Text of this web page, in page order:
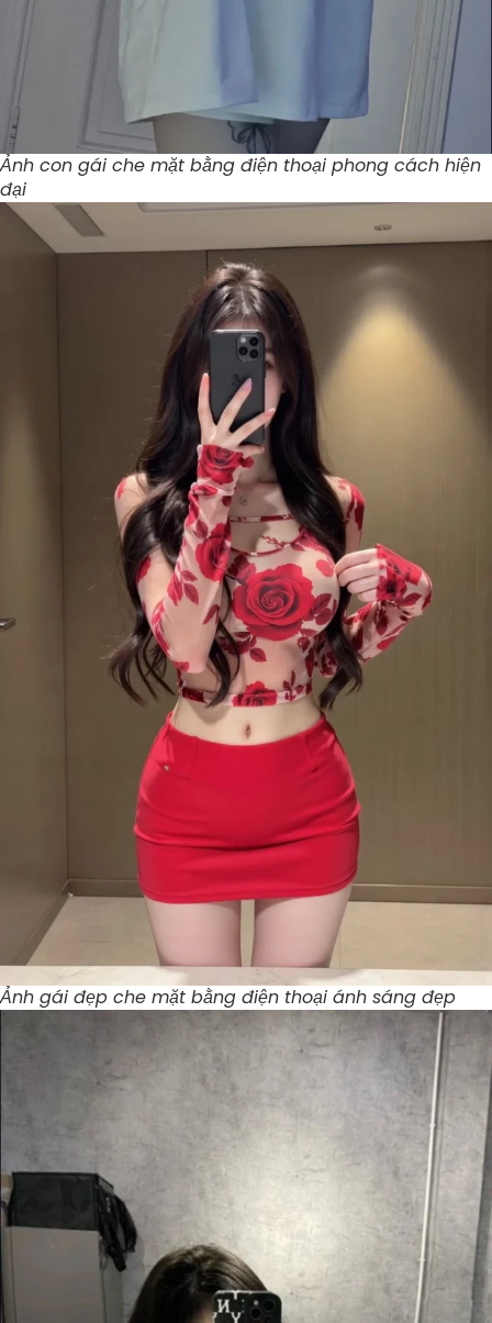
Ảnh con gái che mặt bằng điện thoại phong cách hiện
đại
Ảnh gái đẹp che mặt bằng điện thoại ánh sáng đẹp